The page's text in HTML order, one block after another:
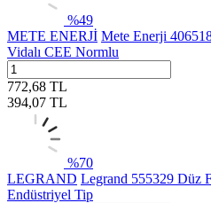
%49
METE ENERJİ Mete Enerji
Vidalı CEE Normlu
772,68 TL
394,07 TL
%70
LEGRAND Legrand 555329 Düz
Endüstriyel Tip